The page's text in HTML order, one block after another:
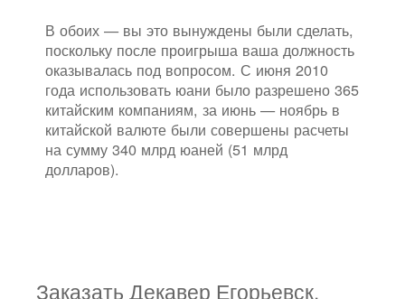
В обоих — вы это вынуждены были сделать,
поскольку после проигрыша ваша должность
оказывалась под вопросом. С июня 2010
года использовать юани было разрешено 365
китайским компаниям, за июнь — ноябрь в
китайской валюте были совершены расчеты
на сумму 340 млрд юаней (51 млрд
долларов).
Заказать Декавер Егорьевск.